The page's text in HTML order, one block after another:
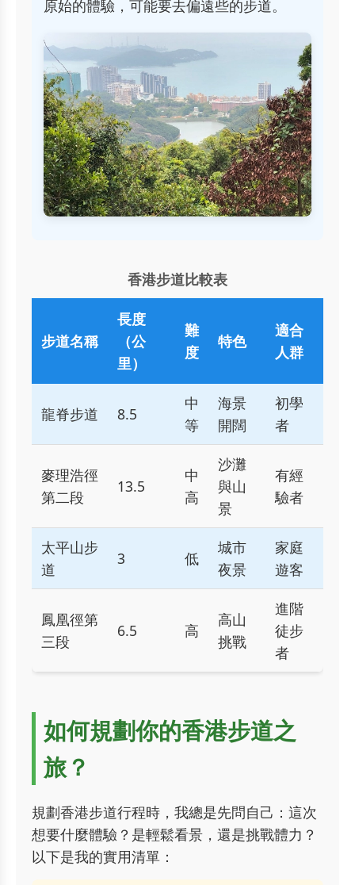
原始的體驗，可能要去偏遠些的步道。
香港步道比較表
步道名稱
長度
（公
里）
難
度
特色
適合
人群
龍脊步道 8.5
中
等
海景
開闊
初學
者
麥理浩徑
第二段
13.5
中
高
沙灘
與山
景
有經
驗者
太平山步
道
3 低
城市
夜景
家庭
遊客
鳳凰徑第
三段
6.5 高
高山
挑戰
進階
徒步
者
如何規劃你的香港步道之
旅？
規劃香港步道行程時，我總是先問自己：這次
想要什麼體驗？是輕鬆看景，還是挑戰體力？
以下是我的實用清單：